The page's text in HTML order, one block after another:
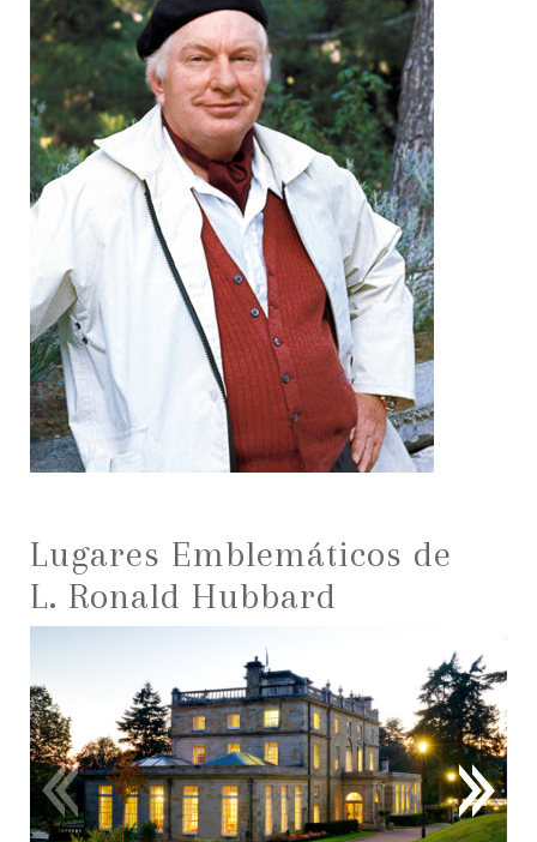
Lugares Emblemáticos de
L. Ronald Hubbard